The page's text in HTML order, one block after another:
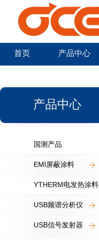
首页 产品中心
产品中心
国测产品
EMI屏蔽涂料
YTHERM电发热涂料
USB频谱分析仪
USB信号发射器